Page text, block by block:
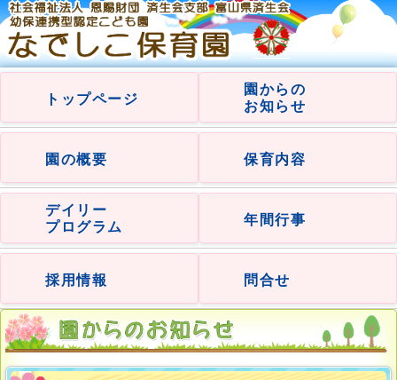
トップページ
園からの
お知らせ
園の概要 保育内容
デイリー
プログラム
年間行事
採用情報 問合せ